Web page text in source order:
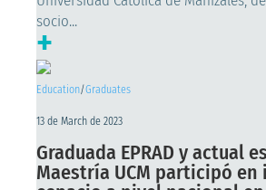
socio...
+
Education/Graduates
13 de March de 2023
Graduada EPRAD y actual
Maestría UCM participó